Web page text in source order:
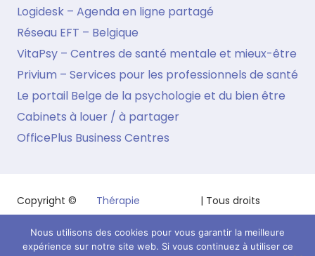
Logidesk – Agenda en ligne partagé
Réseau EFT – Belgique
VitaPsy – Centres de santé mentale et mieux-être
Privium – Services pour les professionnels de santé
Le portail Belge de la psychologie et du bien être
Cabinets à louer / à partager
OfficePlus Business Centres
Copyright ©
Thérapie
| Tous droits
Powered by Privium – Services pour psychologues,
Nous utilisons des cookies pour vous garantir la meilleure
expérience sur notre site web. Si vous continuez à utiliser ce